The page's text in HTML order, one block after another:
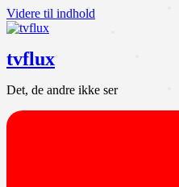
Videre til indhold
tvflux
Det, de andre ikke ser